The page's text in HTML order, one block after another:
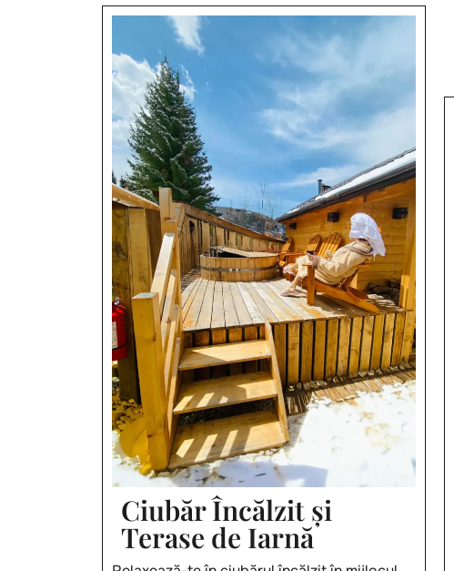
Ciubăr Încălzit și
Terase de Iarnă